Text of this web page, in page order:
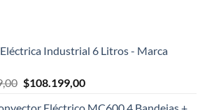
Industrial 6 Litros - Marca
El
$108.199,00El